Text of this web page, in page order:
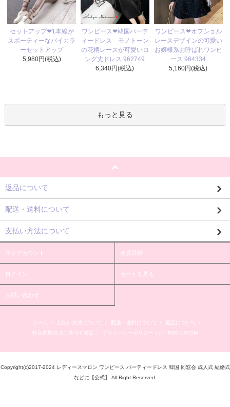
セットアップ❤1本線が
スポーティーなバイカラ
ーセットアップ
5,980円(税込)
ワンピース❤韓国パーテ
ィードレス モノトーン
の花柄レースが可愛いロ
ング丈ドレス 962749
6,340円(税込)
ワンピース❤オフショル
レースデザインの可愛い
お嬢様系お呼ばれワンピ
ース 964334
5,160円(税込)
もっと見る
返品について
配送・送料について
支払い方法について
マイアカウント 会員登録
ログイン カートを見る
お問い合わせ
ホーム / 支払い方法について / 配送・送料について / 返品について
/
特定商取引法に基づく表記 / プライバシーポリシー / / / RSS / ATOM
Copyright(c)2017-2024 レディースマロン ワンピース パーティードレス 韓国 同窓会 成人式 結婚式
などに【公式】 All Right Reserved.